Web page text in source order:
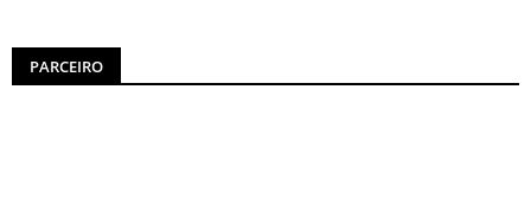
PARCEIRO